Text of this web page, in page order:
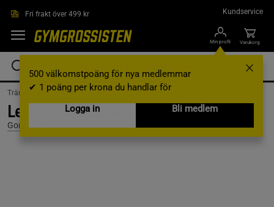
Fri frakt över 499 kr Kundservice
Min profil
500 välkomstpoäng för nya medlemmar
✔ 1 poäng per krona du handlar för
Logga in
Bli medlem
Varukorg
Träningskläder / Träningskläder Herr /Hoodies
Leon Zipped Hoodie, Grey, M
Gorilla Wear